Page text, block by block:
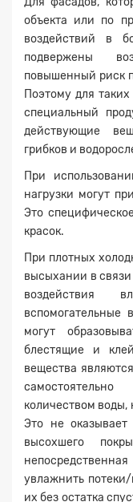
объекта или по
воздействий в
подвержены
повышенный риск
Поэтому для
специальный
действующие
грибков и
При
нагрузки могут
Это
красок.
При плотных
высыхании в
воздействия
вспомогательные
могут
блестящие и
вещества
количеством воды,
Это не оказывает
высохшего
увлажнить
их без остатка